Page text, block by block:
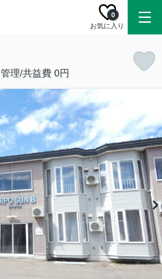
お気に入り
0
管理/共益費 0円